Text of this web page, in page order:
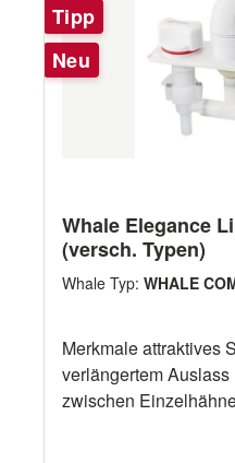
Tipp
Neu
Whale Elegance
(versch. Typen)
Whale Typ: WHALE
Merkmale attraktives Styling mit Standard- oder
verlängertem
zwischen